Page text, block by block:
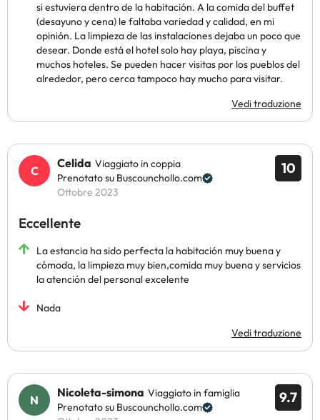
si estuviera dentro de la habitación. A la comida del buffet
(desayuno y cena) le faltaba variedad y calidad, en mi
opinión. La limpieza de las instalaciones dejaba un poco que
desear. Donde está el hotel solo hay playa, piscina y
muchos hoteles. Se pueden hacer visitas por los pueblos del
alrededor, pero cerca tampoco hay mucho para visitar.
Vedi traduzione
10
Celida Viaggiato in coppia
Prenotato su Buscounchollo.com
Ottobre 2023
Eccellente
La estancia ha sido perfecta la habitación muy buena y
cómoda, la limpieza muy bien,comida muy buena y servicios
la atención del personal excelente
Nada
Vedi traduzione
9.7
Nicoleta-simona Viaggiato in famiglia
Prenotato su Buscounchollo.com